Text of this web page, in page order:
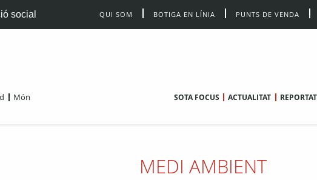
social QUI SOM BOTIGA EN LÍNIA PUNTS DE VENDA
Món SOTA FOCUS ACTUALITAT
MEDI AMBIENT